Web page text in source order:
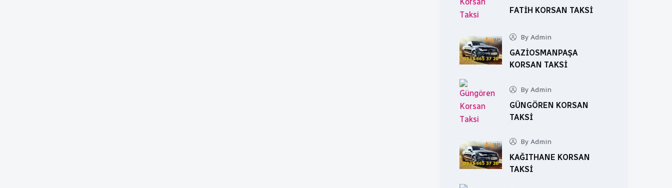
FATIH KORSAN TAKSI
By Admin
GAZIOSMANPAŞA
KORSAN TAKSI
By Admin
GÜNGÖREN KORSAN
TAKSI
By Admin
KAĞITHANE KORSAN
TAKSI